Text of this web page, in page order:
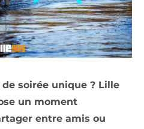
soirée unique ? Lille
un moment
entre amis ou